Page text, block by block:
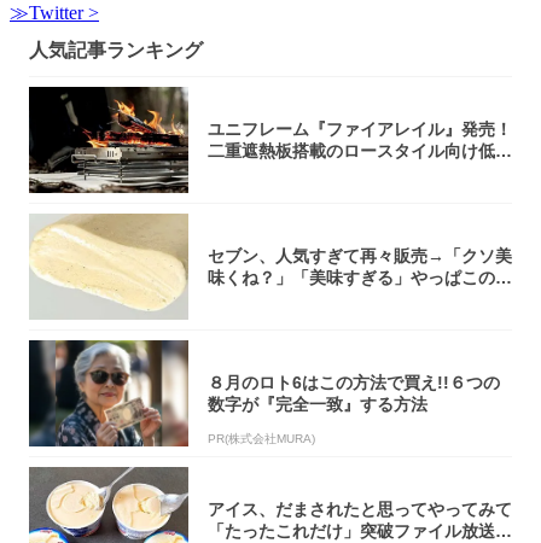
≫Twitter >
人気記事ランキング
ユニフレーム『ファイアレイル』発売！
二重遮熱板搭載のロースタイル向け低型
セブン、人気すぎて再々販売→「クソ美
味くね？」「美味すぎる」やっぱこのク
８月のロト6はこの方法で買え!!６つの
数字が『完全一致』する方法
PR(株式会社MURA)
アイス、だまされたと思ってやってみて
「たったこれだけ」突破ファイル放送で